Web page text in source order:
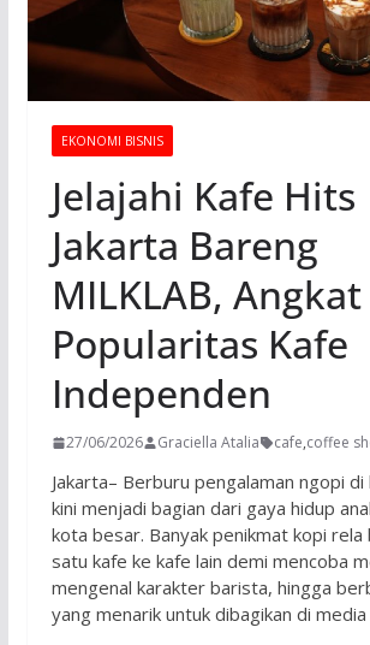
EKONOMI BISNIS
Jelajahi Kafe Hits
Jakarta Bareng
MILKLAB, Angkat
Popularitas Kafe
Independen
27/06/2026 Graciella Atalia cafe,coffee
Jakarta– Berburu pengalaman ngopi
kini menjadi bagian dari gaya hidup
kota besar. Banyak penikmat kopi rela
satu kafe ke kafe lain demi mencoba
mengenal karakter barista, hingga
yang menarik untuk dibagikan di media